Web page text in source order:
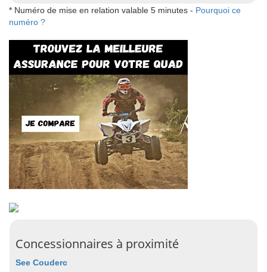
* Numéro de mise en relation valable 5 minutes - Pourquoi ce
numéro ?
Concessionnaires à proximité
See Couderc